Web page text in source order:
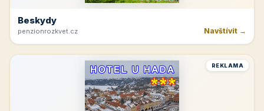
Beskydy
penzionrozkvet.cz Navštívit →
REKLAMA